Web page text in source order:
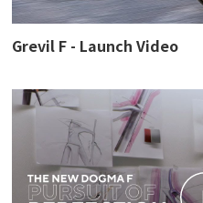
Grevil F - Launch Video